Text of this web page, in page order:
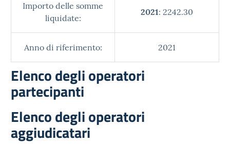
Importo delle somme
liquidate:
2021: 2242.30
Anno di riferimento: 2021
Elenco degli operatori
partecipanti
Elenco degli operatori
aggiudicatari